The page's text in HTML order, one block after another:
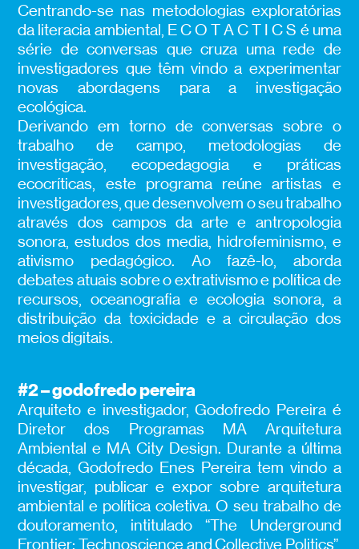
Centrando-se nas metodologias exploratórias
da literacia ambiental, E C O T A C T I C S é uma
série de conversas que cruza uma rede de
investigadores que têm vindo a experimentar
novas abordagens para a investigação
ecológica.
Derivando em torno de conversas sobre o
trabalho de campo, metodologias de
investigação, ecopedagogia e práticas
ecocríticas, este programa reúne artistas e
investigadores, que desenvolvem o seu trabalho
através dos campos da arte e antropologia
sonora, estudos dos media, hidrofeminismo, e
ativismo pedagógico. Ao fazê-lo, aborda
debates atuais sobre o extrativismo e política de
recursos, oceanografia e ecologia sonora, a
distribuição da toxicidade e a circulação dos
meios digitais.
#2 – godofredo pereira
Arquiteto e investigador, Godofredo Pereira é
Diretor dos Programas MA Arquitetura
Ambiental e MA City Design. Durante a última
década, Godofredo Enes Pereira tem vindo a
investigar, publicar e expor sobre arquitetura
ambiental e política coletiva. O seu trabalho de
doutoramento, intitulado “The Underground
Frontier: Technoscience and Collective Politics”,